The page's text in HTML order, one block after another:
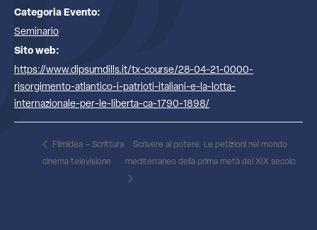
Categoria Evento:
Seminario
Sito web:
https://www.dipsumdills.it/tx-course/28-04-21-0000-
risorgimento-atlantico-i-patrioti-italiani-e-la-lotta-
internazionale-per-le-liberta-ca-1790-1898/
Filmidea – Scrittura
cinema televisione
Scrivere al potere. Le petizioni nel mondo
mediterraneo della prima metà del XIX secolo